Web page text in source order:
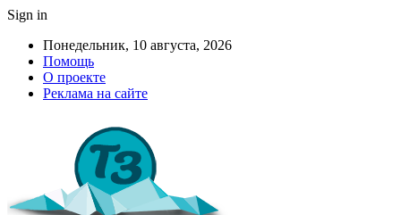
Sign in
Понедельник, 10 августа, 2026
Помощь
О проекте
Реклама на сайте